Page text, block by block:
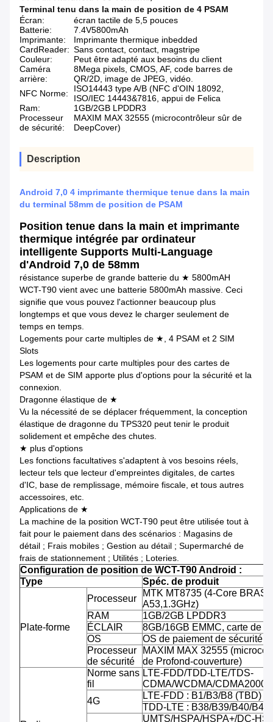
Terminal tenu dans la main de position de 4 PSAM
Écran:
écran tactile de 5,5 pouces
Batterie:
7.4V5800mAh
Imprimante:
Imprimante thermique inbedded
CardReader: Sans contact, contact, magstripe
Couleur:
Peut être adapté aux besoins du client
Caméra
arrière:
8Mega pixels, CMOS, AF, code barres de
QR/2D, image de JPEG, vidéo.
NFC Norme:
ISO14443 type A/B (NFC d'OIN 18092,
ISO/IEC 14443&7816, appui de Felica
Ram:
1GB/2GB LPDDR3
Processeur
de sécurité:
MAXIM MAX 32555 (microcontrôleur sûr de
DeepCover)
Description
Android 7,0 4 imprimante thermique tenue dans la main
du terminal 58mm de position de PSAM
Position tenue dans la main et imprimante
thermique intégrée par ordinateur
intelligente Supports Multi-Language
d'Android 7,0 de 58mm
résistance superbe de grande batterie du ★ 5800mAH
WCT-T90 vient avec une batterie 5800mAh massive. Ceci
signifie que vous pouvez l'actionner beaucoup plus
longtemps et que vous devez le charger seulement de
temps en temps.
Logements pour carte multiples de ★, 4 PSAM et 2 SIM
Slots
Les logements pour carte multiples pour des cartes de
PSAM et de SIM apporte plus d'options pour la sécurité et la
connexion.
Dragonne élastique de ★
Vu la nécessité de se déplacer fréquemment, la conception
élastique de dragonne du TPS320 peut tenir le produit
solidement et empêche des chutes.
★ plus d'options
Les fonctions facultatives s'adaptent à vos besoins réels,
lecteur tels que lecteur d'empreintes digitales, de cartes
d'IC, base de remplissage, mémoire fiscale, et tous autres
accessoires, etc.
Applications de ★
La machine de la position WCT-T90 peut être utilisée tout à
fait pour le paiement dans des scénarios : Magasins de
détail ; Frais mobiles ; Gestion au détail ; Supermarché de
frais de stationnement ; Utilités ; Loteries.
Configuration de position de WCT-T90 Android :
Type
Spéc. de produit
Plate-forme
Processeur
MTK MT8735 (4-Core BRAS
A53,1.3GHz)
RAM
1GB/2GB LPDDR3
ÉCLAIR
8GB/16GB EMMC, carte de
OS
OS de paiement de sécurité
Processeur
de sécurité
MAXIM MAX 32555
de Profond-couverture)
Norme sans
fil
LTE-FDD/TDD-LTE/TDS-
CDMA/WCDMA/CDMA2000/
4G
LTE-FDD : B1/B3/B8 (TBD)
TDD-LTE : B38/B39/B40/B41
UMTS/HSPA/HSPA+/DC-